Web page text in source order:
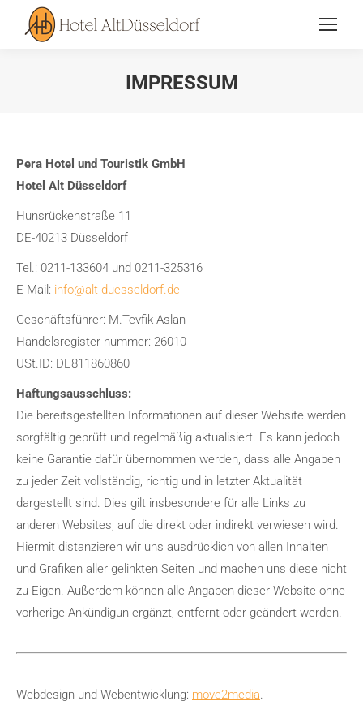
IMPRESSUM
Pera Hotel und Touristik GmbH
Hotel Alt Düsseldorf
Hunsrückenstraße 11
DE-40213 Düsseldorf
Tel.: 0211-133604 und 0211-325316
E-Mail: info@alt-duesseldorf.de
Geschäftsführer: M.Tevfik Aslan
Handelsregister nummer: 26010
USt.ID: DE811860860
Haftungsausschluss:
Die bereitsgestellten Informationen auf dieser Website werden
sorgfältig geprüft und regelmäßig aktualisiert. Es kann jedoch
keine Garantie dafür übernommen werden, dass alle Angaben
zu jeder Zeit vollständig, richtig und in letzter Aktualität
dargestellt sind. Dies gilt insbesondere für alle Links zu
anderen Websites, auf die direkt oder indirekt verwiesen wird.
Hiermit distanzieren wir uns ausdrücklich von allen Inhalten
und Grafiken aller gelinkten Seiten und machen uns diese nicht
zu Eigen. Außerdem können alle Angaben dieser Website ohne
vorherige Ankündigun ergänzt, entfernt oder geändert werden.
Webdesign und Webentwicklung: move2media.